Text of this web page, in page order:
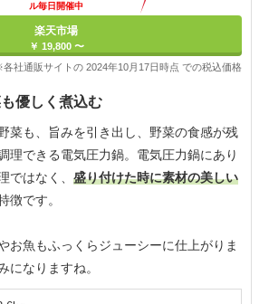
ル毎日開催中
楽天市場
￥ 19,800 〜
社通販サイトの 2024年10月17日時点 での税込価格
優しく煮込む
菜も、旨みを引き出し、野菜の食感が残
理できる電気圧力鍋。電気圧力鍋にあり
ではなく、 盛り付けた時に素材の美しい
徴です。
お魚もふっくらジューシーに仕上がりま
になりますね。